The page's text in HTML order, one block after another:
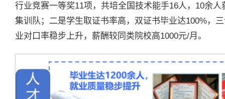
行业竞赛一等奖11项，共培全国技术能手16人，10余
集训队；二是学生取证书率高，双证书毕业达100%，
业对口率稳步上升，薪酬较同类院校高1000元/月。